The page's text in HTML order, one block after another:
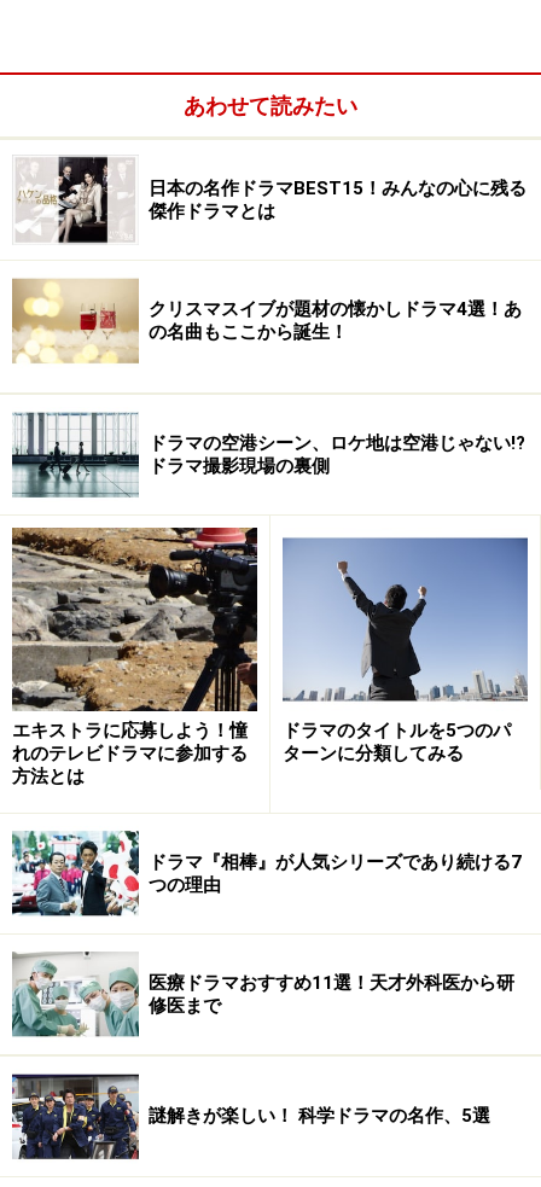
華道の家元に生まれ才色兼備のヒロインだったが結婚式
当日に婚約者の二股交際により破談。自信喪失した彼女
の前に偶然現れたのは平凡な自転車店主(峯田)だった……
(日テレ公式チャンネルより)
二番手は『サバイバル・ウェディング』
。土曜21時から
22時に時間帯が変わってから5作連続でジャニーズ俳優
メインでしたが結果が出ず。変わって普通ならイメージ
が悪くなりそうな『あなたのことはそれほど』を成功さ
せるなど実績のある波瑠が『未解決の女』に続いて連
投。
寿退社した日に婚約者の浮気で婚約破棄されたヒロイ
ン。仕事も辞めた彼女を拾ったのは人気雑誌の変人編集
長(伊勢谷)。再就職の条件は編集長の指示に従い婚活し
て半年以内に結婚することだった……
木曜の読売テレビ制作枠は
の弱点は事件が起きてから解決するため事件を防げない
こと。しかし本作の千曲川光(滝藤)は些細な違和感から
事件発生前に犯人を先回り。滝藤賢一がブレイクした
『半沢直樹』の「やられたらやり返す」ならぬ「やられ
あわせて読みたい
日本の名作ドラマBEST15！みんなの心に残る
傑作ドラマとは
クリスマスイブが題材の懐かしドラマ4選！あ
の名曲もここから誕生！
ドラマの空港シーン、ロケ地は空港じゃない!?
ドラマ撮影現場の裏側
エキストラに応募しよう！憧
れのテレビドラマに参加する
方法とは
ドラマのタイトルを5つのパ
ターンに分類してみる
ドラマ『相棒』が人気シリーズであり続ける7
つの理由
医療ドラマおすすめ11選！天才外科医から研
修医まで
謎解きが楽しい！ 科学ドラマの名作、5選